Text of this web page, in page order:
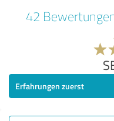
42
Erfahrungen zuerst